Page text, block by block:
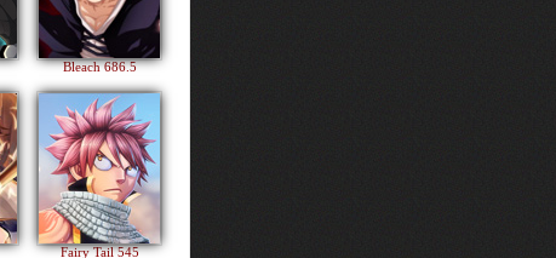
Bleach 686.5
Fairy Tail 545